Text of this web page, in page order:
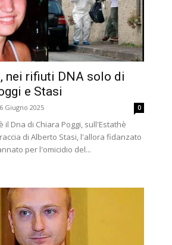
nei rifiuti DNA solo di
e Stasi
Giugno 2025 0
il Dna di Chiara Poggi, sull'Estathè
di Alberto Stasi, l'allora fidanzato
per l'omicidio del...